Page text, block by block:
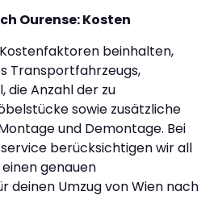
Ourense: Kosten
beinhalten,
Transportfahrzeugs,
die Anzahl der zu
sowie zusätzliche
und Demontage. Bei
berücksichtigen wir all
genauen
deinen Umzug von Wien nach